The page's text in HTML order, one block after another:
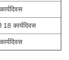
कार्यदिवस